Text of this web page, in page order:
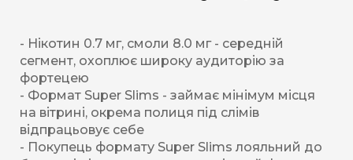
- Нікотин 0.7 мг, смоли 8.0 мг - середній
сегмент, охоплює широку аудиторію за
фортецею
- Формат Super Slims - займає мінімум місця
на вітрині, окрема полиця під слімів
відпрацьовує себе
- Покупець формату Super Slims лояльний до